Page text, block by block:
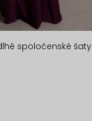
spoločenské šaty